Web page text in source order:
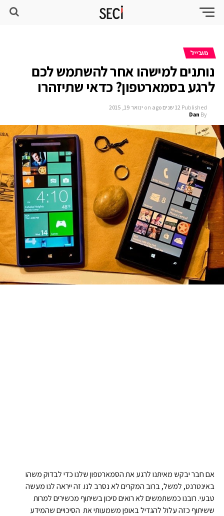
מובייל
נותנים למישהו אחר להשתמש לכם
לרגע בסמארטפון? כדאי שתיזהרו
Published 12 שנים ago on ינואר 19, 2015
By
Dan
אם חבר יבקש מאיתנו לרגע את הסמארטפון שלנו כדי לבדוק משהו
באינטרנט, למשל, ברוב המקרים לא נסרב לנו. זה ייראה לנו מעשה
טבעי. רובנו כמשתמשים לא רואים סיכון בשיתוף מכשירים למרות
ששיתוף כזה עלול להגדיל באופן משמעותי את הסיכויים שהמידע